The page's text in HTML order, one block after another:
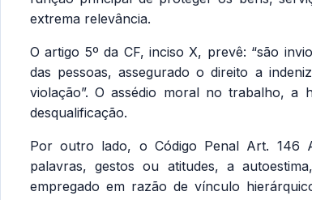
extrema relevância.
O artigo 5º da CF, inciso X, prevê: “são
das pessoas, assegurado o direito a
violação”. O assédio moral no trabalho,
desqualificação.
Por outro lado, o Código Penal Art. 146
palavras, gestos ou atitudes, a
empregado em razão de vínculo